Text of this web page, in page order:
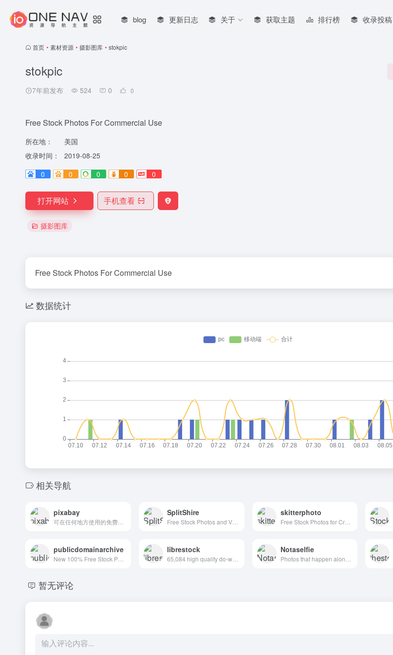
blog 更新日志 关于 获取主题 排行榜 收录投稿
首页 • 素材资源 • 摄影图库 • stokpic
stokpic
7年前发布 524 0 0
Free Stock Photos For Commercial Use
所在地：
美国
收录时间：
2019-08-25
0
0 0 0 0
打开网站 手机查看
摄影图库
Free Stock Photos For Commercial Use
数据统计
相关导航
pixabay SplitShire
Free Stock Photos and Videos for commercial use.
skitterphoto
Free Stock Photos for Creative Professionals
publicdomainarchive librestock
65,084 high quality do-what-ever-you-want stock photos
Notaselfie
暂无评论